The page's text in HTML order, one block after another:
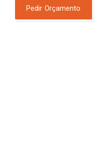
Pedir Orçamento